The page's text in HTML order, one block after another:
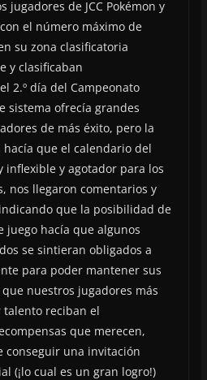
de JCC Pokémon y
el número máximo de
su zona clasificatoria
y clasificaban
2.º día del Campeonato
sistema ofrecía grandes
de más éxito, pero la
que el calendario del
y agotador para los
nos llegaron comentarios y
que la posibilidad de
juego hacía que algunos
se sintieran obligados a
para poder mantener sus
nuestros jugadores más
talento reciban el
que merecen,
conseguir una invitación
(¡lo cual es un gran logro!)